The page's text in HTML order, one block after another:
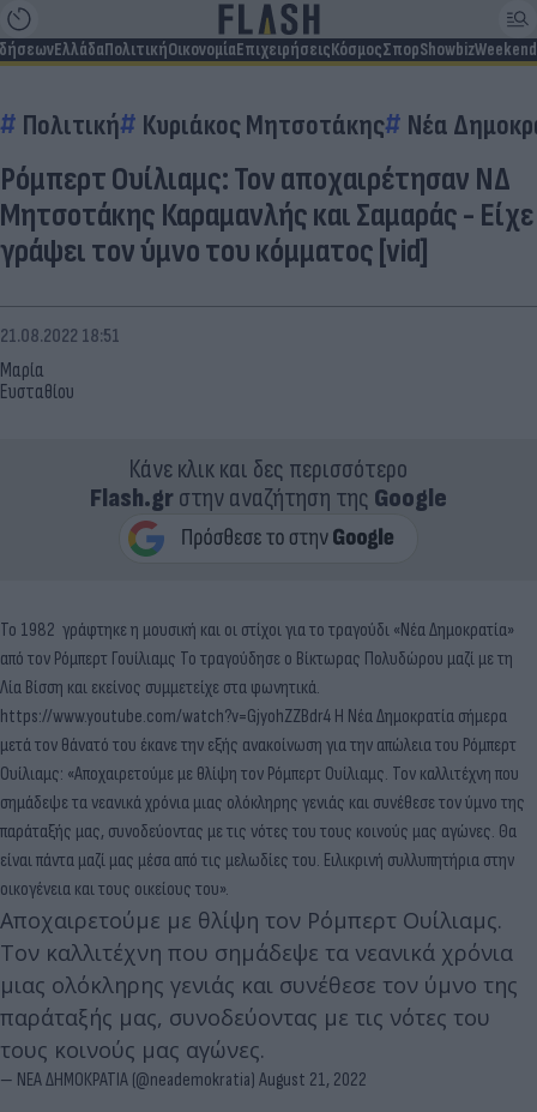
ΕλλάδαΠολιτικήΟικονομίαΕπιχειρήσειςΚόσμοςΣπορShowbizWeekend
Πολιτική Κυριάκος Μητσοτάκης Νέα
Ρόμπερτ Ουίλιαμς: Τον αποχαιρέτησαν ΝΔ
Μητσοτάκης Καραμανλής και Σαμαράς - Είχε
γράψει τον ύμνο του κόμματος [vid]
Μαρία
Ευσταθίου
21.08.2022 18:51
Κάνε κλικ και δες περισσότερο
Flash.grστην αναζήτηση της Google
Το 1982 γράφτηκε η μουσική και οι στίχοι για το τραγούδι «Νέα Δημοκρατία»
από τον Ρόμπερτ Γουίλιαμς Το τραγούδησε ο Βίκτωρας Πολυδώρου μαζί με τη
Λία Βίσση και εκείνος συμμετείχε στα φωνητικά.
https://www.youtube.com/watch?v=GjyohZZBdr4 Η Νέα Δημοκρατία σήμερα
μετά τον θάνατό του έκανε την εξής ανακοίνωση για την απώλεια του Ρόμπερτ
Ουίλιαμς: «Αποχαιρετούμε με θλίψη τον Ρόμπερτ Ουίλιαμς. Τον καλλιτέχνη που
σημάδεψε τα νεανικά χρόνια μιας ολόκληρης γενιάς και συνέθεσε τον ύμνο της
παράταξής μας, συνοδεύοντας με τις νότες του τους κοινούς μας αγώνες. Θα
είναι πάντα μαζί μας μέσα από τις μελωδίες του. Ειλικρινή συλλυπητήρια στην
οικογένεια και τους οικείους του».
Αποχαιρετούμε με θλίψη τον Ρόμπερτ Ουίλιαμς.
Τον καλλιτέχνη που σημάδεψε τα νεανικά χρόνια
μιας ολόκληρης γενιάς και συνέθεσε τον ύμνο της
παράταξής μας, συνοδεύοντας με τις νότες του
τους κοινούς μας αγώνες.
— ΝΕΑ ΔΗΜΟΚΡΑΤΙΑ (@neademokratia) August 21, 2022